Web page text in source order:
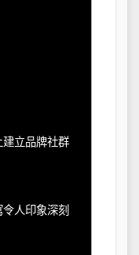
立品牌社群
人印象深刻